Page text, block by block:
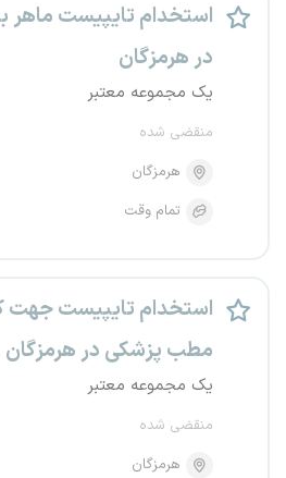
استخدام تایپیست ماهر
در هرمزگان
یک مجموعه معتبر
منقضی شده
هرمزگان
تمام وقت
استخدام تایپیست جهت
مطب پزشکی در هرمزگان
یک مجموعه معتبر
منقضی شده
هرمزگان